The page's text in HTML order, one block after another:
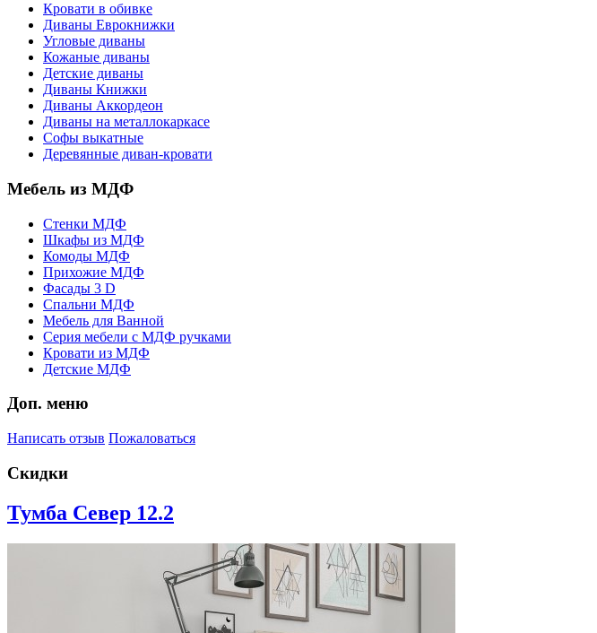
Кровати в обивке
Диваны Еврокнижки
Угловые диваны
Кожаные диваны
Детские диваны
Диваны Книжки
Диваны Аккордеон
Диваны на металлокаркасе
Софы выкатные
Деревянные диван-кровати
Мебель из МДФ
Стенки МДФ
Шкафы из МДФ
Комоды МДФ
Прихожие МДФ
Фасады 3 D
Спальни МДФ
Мебель для Ванной
Серия мебели с МДФ ручками
Кровати из МДФ
Детские МДФ
Доп. меню
Написать отзыв Пожаловаться
Скидки
Тумба Север 12.2